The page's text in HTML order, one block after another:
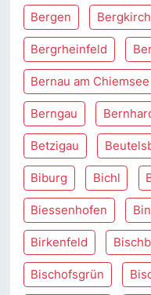
Bergen
Bergrheinfeld
Bernau am Chiemsee
Berngau
Betzigau
Biburg Bichl
Biessenhofen
Birkenfeld
Bischofsgrün